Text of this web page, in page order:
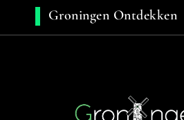
Groningen Ontdekken